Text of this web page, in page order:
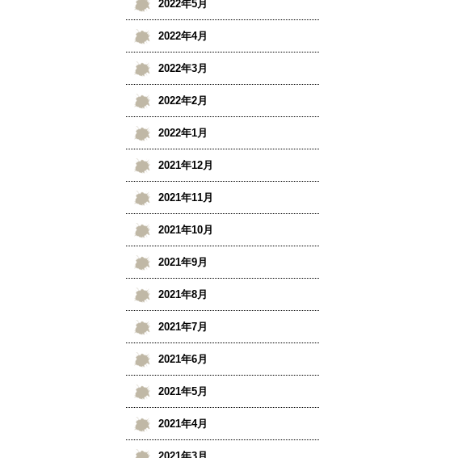
2022年5月
2022年4月
2022年3月
2022年2月
2022年1月
2021年12月
2021年11月
2021年10月
2021年9月
2021年8月
2021年7月
2021年6月
2021年5月
2021年4月